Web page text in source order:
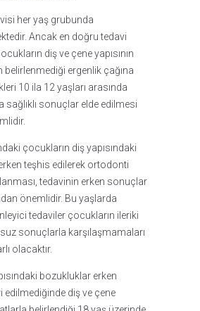
her yaş grubunda
Ancak en doğru tedavi
diş ve çene yapısının
belirlenmediği ergenlik çağına
10 ila 12 yaşları arasında
sağlıklı sonuçlar elde edilmesi
çocukların diş yapısındaki
teşhis edilerek ortodonti
tedavinin erken sonuçlar
önemlidir. Bu yaşlarda
tedaviler çocukların ileriki
sonuçlarla karşılaşmamaları
olacaktır.
bozukluklar erken
edilmediğinde diş ve çene